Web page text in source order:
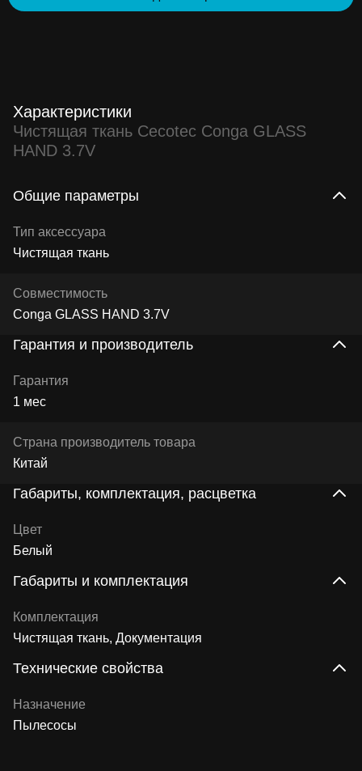
Характеристики
Чистящая ткань Cecotec Conga GLASS
HAND 3.7V
Общие параметры
Тип аксессуара
Чистящая ткань
Совместимость
Conga GLASS HAND 3.7V
Гарантия и производитель
Гарантия
1 мес
Страна производитель товара
Китай
Габариты, комплектация, расцветка
Цвет
Белый
Габариты и комплектация
Комплектация
Чистящая ткань, Документация
Технические свойства
Назначение
Пылесосы